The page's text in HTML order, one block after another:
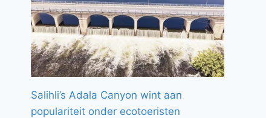
Salihli’s Adala Canyon wint aan
populariteit onder ecotoeristen